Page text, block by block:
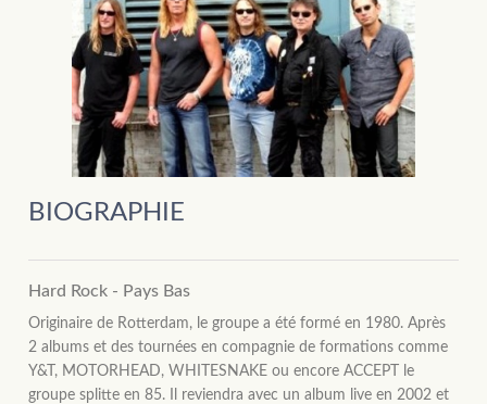
BIOGRAPHIE
Hard Rock - Pays Bas
Originaire de Rotterdam, le groupe a été formé en 1980. Après
2 albums et des tournées en compagniede formations comme
Y&T, MOTORHEAD, WHITESNAKE ou encore ACCEPT le
groupe splitte en 85. Il reviendra avec un album live en 2002 et